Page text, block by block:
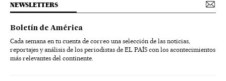
NEWSLETTERS
Boletín de América
Cada semana en tu cuenta de correo una selección de las noticias,
reportajes y análisis de los periodistas de EL PAÍS con los acontecimientos
más relevantes del continente.